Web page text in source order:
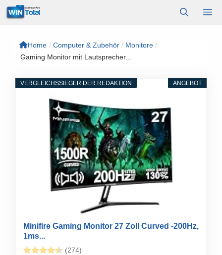
Zum
Inhalt
Home / Computer & Zubehör / Monitore /
Gaming Monitor mit Lautsprecher...
ANGEBOT
VERGLEICHSSIEGER DER REDAKTION
Minifire Gaming Monitor 27 Zoll Curved -200Hz,
1ms...
(274)